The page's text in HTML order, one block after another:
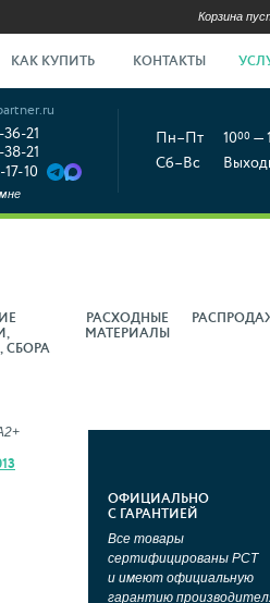
Корзина
КАК КУПИТЬ КОНТАКТЫ
36-21
38-21
17-10
Пн–Пт 1000 —
Сб–Вс
СБОРА
РАСХОДНЫЕ
МАТЕРИАЛЫ
ОФИЦИАЛЬНО
С ГАРАНТИЕЙ
Все товары
сертифицированы РСТ
и имеют официальную
гарантию